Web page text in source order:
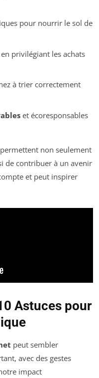
pour nourrir le sol de
privilégiant les achats
à trier correctement
et écoresponsables
non seulement
de contribuer à un avenir
et peut inspirer
Astuces pour
peut sembler
avec des gestes
impact